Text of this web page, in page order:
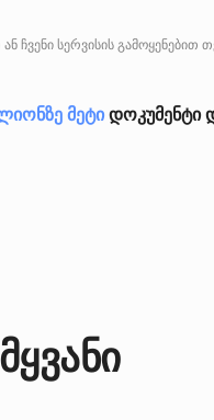
ჩვენი სერვისის გამოყენებით
მეტიდოკუმენტი